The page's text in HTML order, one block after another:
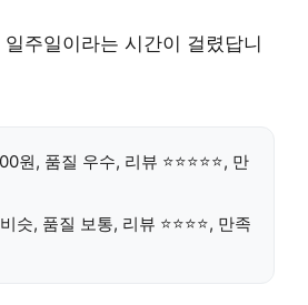
주일이라는 시간이 걸렸답니
원, 품질 우수, 리뷰 ⭐⭐⭐⭐⭐, 만
슷, 품질 보통, 리뷰 ⭐⭐⭐⭐, 만족